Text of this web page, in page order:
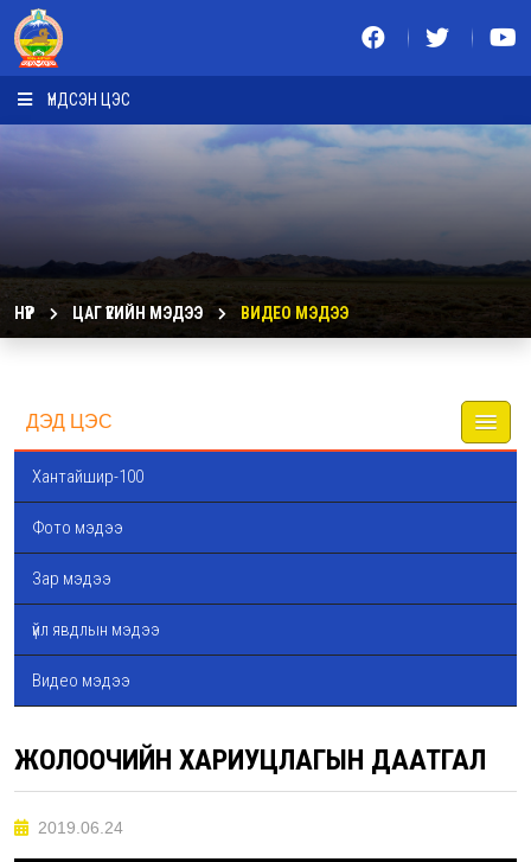
ҮНДСЭН ЦЭС
НҮҮР ЦАГ ҮЕИЙН МЭДЭЭ ВИДЕО МЭДЭЭ
ДЭД ЦЭС
Хантайшир-100
Фото мэдээ
Зар мэдээ
үйл явдлын мэдээ
Видео мэдээ
ЖОЛООЧИЙН ХАРИУЦЛАГЫН ДААТГАЛ
2019.06.24